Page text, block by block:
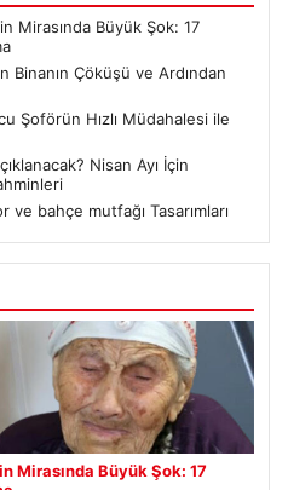
Mirasında Büyük Şok: 17
Binanın Çöküşü ve Ardından
Şoförün Hızlı Müdahalesi ile
Nisan Ayı İçin
bahçe mutfağı Tasarımları
Mirasında Büyük Şok: 17